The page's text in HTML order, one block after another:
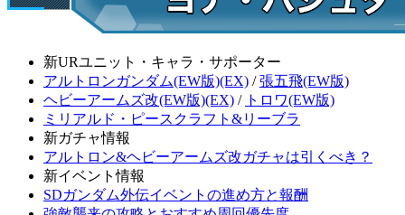
新URユニット・キャラ・サポーター
アルトロンガンダム(EW版)(EX) /張五飛(EW版)
ヘビーアームズ改(EW版)(EX) / トロワ(EW版)
ミリアルド・ピースクラフト&リーブラ
新ガチャ情報
アルトロン&ヘビーアームズ改ガチャは引くべき？
新イベント情報
SDガンダム外伝イベントの進め方と報酬